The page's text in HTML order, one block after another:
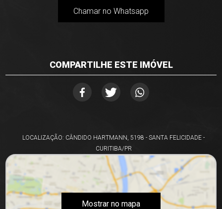
Chamar no Whatsapp
COMPARTILHE ESTE IMÓVEL
LOCALIZAÇÃO: CÂNDIDO HARTMANN, 5198 - SANTA FELICIDADE -
CURITIBA/PR
Mostrar no mapa